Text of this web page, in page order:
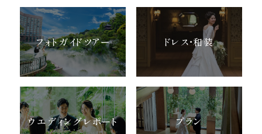
ご不明な点やご相談など、
お気軽にお問い合せください
フォトガイドツアー ドレス・和装
ウエディングレポート プラン